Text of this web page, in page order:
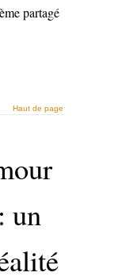
partagé
Haut de page
un